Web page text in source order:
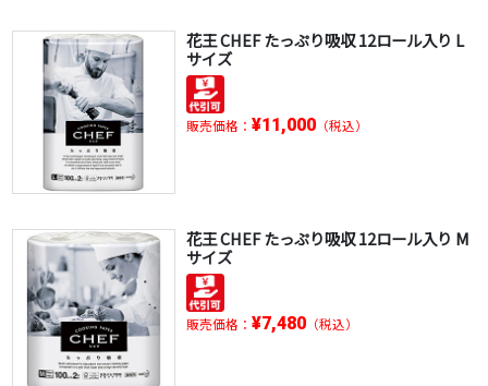
花王 CHEF たっぷり吸収 12ロール入り L
サイズ
販売価格： ¥11,000（税込）
花王 CHEF たっぷり吸収 12ロール入り M
サイズ
販売価格： ¥7,480（税込）